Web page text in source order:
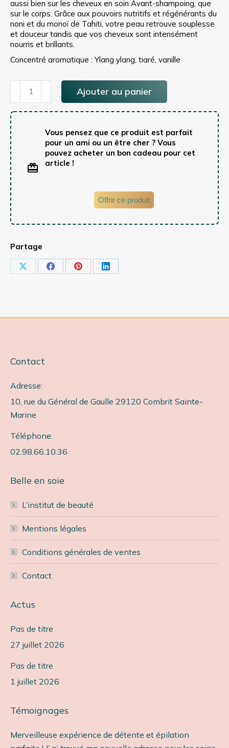
aussi bien sur les cheveux en soin Avant-shampoing, que
sur le corps. Grâce aux pouvoirs nutritifs et régénérants du
noni et du monoï de Tahiti, votre peau retrouve souplesse
et douceur tandis que vos cheveux sont intensément
nourris et brillants.
Concentré aromatique : Ylang ylang, tiaré, vanille
Huile
sublime
de
Polynésie
BIO
Ajouter au panier
Vous pensez que ce produit est parfait
pour un ami ou un être cher ? Vous
pouvez acheter un bon cadeau pour cet
article !
Offrir ce produit
Partage
PartagerPartagerPartagerPartager
Contact
Adresse:
10, rue du Général de Gaulle 29120 Combrit Sainte-
Marine
Téléphone:
02.98.66.10.36
Belle en soie
L’institut de beauté
Mentions légales
Conditions générales de ventes
Contact
Actus
Pas de titre
27 juillet 2026
Pas de titre
1 juillet 2026
Témoignages
Merveilleuse expérience de détente et épilation